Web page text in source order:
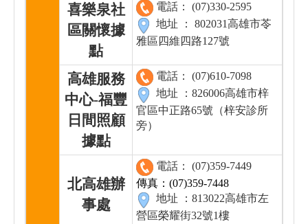
喜樂泉社
區關懷據
點
電話： (07)330-2595
地址 ： 802031高雄市苓
雅區四維四路127號
高雄服務
中心-福豐
日間照顧
據點
電話： (07)610-7098
地址 ：826006高雄市梓
官區中正路65號（梓安診所
旁）
北高雄辦
事處
電話： (07)359-7449
傳真：(07)359-7448
地址 ：813022高雄市左
營區榮耀街32號1樓